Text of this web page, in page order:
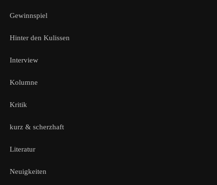
Gewinnspiel
Hinter den Kulissen
Interview
Kolumne
Kritik
kurz & scherzhaft
Literatur
Neuigkeiten